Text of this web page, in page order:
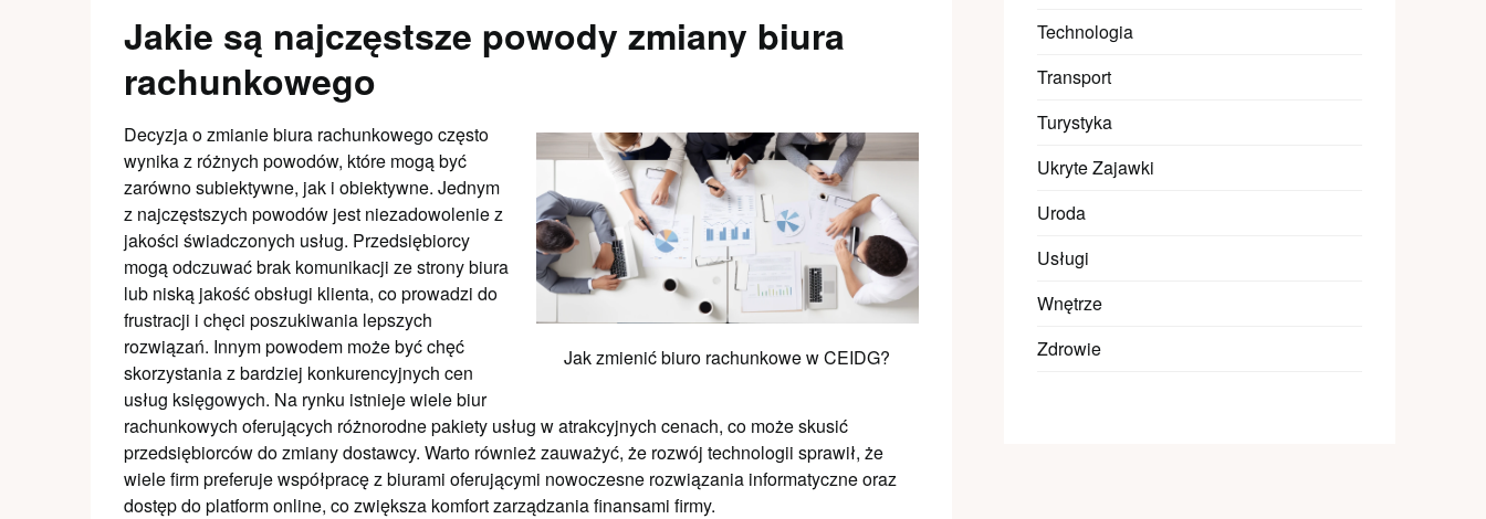
Jakie są najczęstsze powody zmiany biura
rachunkowego
Jak zmienić biuro rachunkowe w CEIDG?
Decyzja o zmianie biura rachunkowego często
wynika z różnych powodów, które mogą być
zarówno subiektywne, jak i obiektywne. Jednym
z najczęstszych powodów jest niezadowolenie z
jakości świadczonych usług. Przedsiębiorcy
mogą odczuwać brak komunikacji ze strony biura
lub niską jakość obsługi klienta, co prowadzi do
frustracji i chęci poszukiwania lepszych
rozwiązań. Innym powodem może być chęć
skorzystania z bardziej konkurencyjnych cen
usług księgowych. Na rynku istnieje wiele biur
rachunkowych oferujących różnorodne pakiety usług w atrakcyjnych cenach, co może skusić
przedsiębiorców do zmiany dostawcy. Warto również zauważyć, że rozwój technologii sprawił, że
wiele firm preferuje współpracę z biurami oferującymi nowoczesne rozwiązania informatyczne oraz
dostęp do platform online, co zwiększa komfort zarządzania finansami firmy.
Technologia
Transport
Turystyka
Ukryte Zajawki
Uroda
Usługi
Wnętrze
Zdrowie